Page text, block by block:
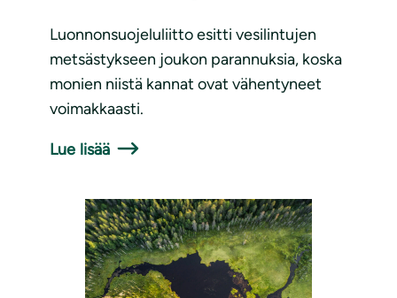
Luonnonsuojeluliitto esitti vesilintujen
metsästykseen joukon parannuksia, koska
monien niistä kannat ovat vähentyneet
voimakkaasti.
Lue lisää